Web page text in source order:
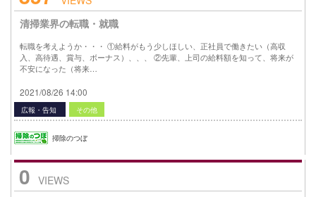
清掃業界の転職・就職
転職を考えようか・・・ ①給料がもう少しほしい、正社員で働きたい（高収
入、高待遇、賞与、ボーナス）、、、 ②先輩、上司の給料額を知って、将来が
不安になった（将来…
2021/08/26 14:00
広報・告知 その他
掃除のつぼ
0 VIEWS